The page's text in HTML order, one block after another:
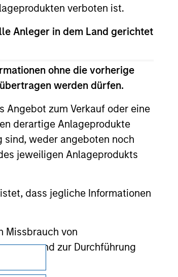
verboten ist.
Anleger in dem Land gerichtet
ohne die vorherige
werden dürfen.
Angebot zum Verkauf oder eine
derartige Anlageprodukte
sind, weder angeboten noch
jeweiligen Anlageprodukts
dass jegliche Informationen
Missbrauch von
und zur Durchführung
not be construed as an
offer or solicitation,